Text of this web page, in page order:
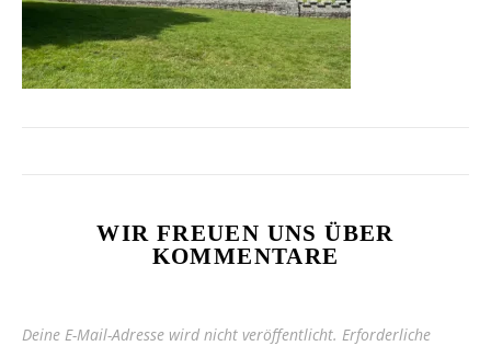
WIR FREUEN UNS ÜBER
KOMMENTARE
Deine E-Mail-Adresse wird nicht veröffentlicht. Erforderliche